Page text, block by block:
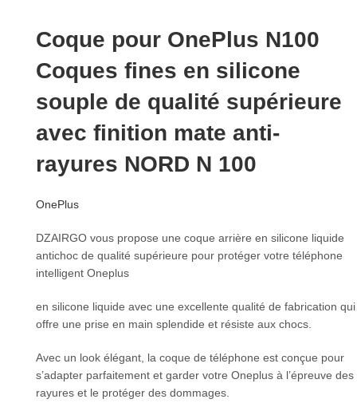
Coque pour OnePlus N100
Coques fines en silicone
souple de qualité supérieure
avec finition mate anti-
rayures NORD N 100
OnePlus
DZAIRGO vous propose une coque arrière en silicone liquide
antichoc de qualité supérieure pour protéger votre téléphone
intelligent Oneplus
en silicone liquide avec une excellente qualité de fabrication qui
offre une prise en main splendide et résiste aux chocs.
Avec un look élégant, la coque de téléphone est conçue pour
s’adapter parfaitement et garder votre Oneplus à l’épreuve des
rayures et le protéger des dommages.